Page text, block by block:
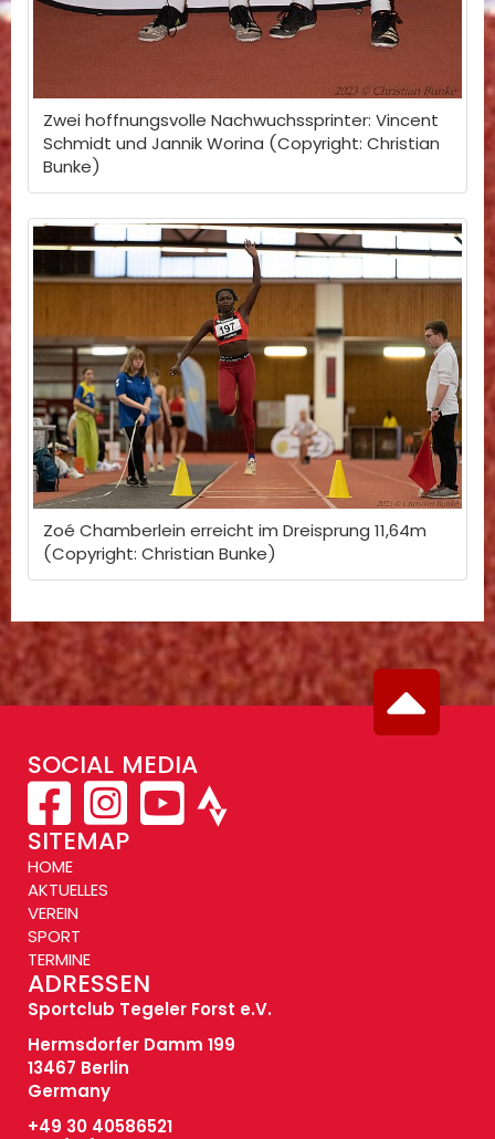
Zwei hoffnungsvolle Nachwuchssprinter: Vincent
Schmidt und Jannik Worina (Copyright: Christian
Bunke)
Zoé Chamberlein erreicht im Dreisprung 11,64m
(Copyright: Christian Bunke)
SOCIAL MEDIA
SITEMAP
HOME
AKTUELLES
VEREIN
SPORT
TERMINE
ADRESSEN
Sportclub Tegeler Forst e.V.
Hermsdorfer Damm 199
13467 Berlin
Germany
+49 30 40586521